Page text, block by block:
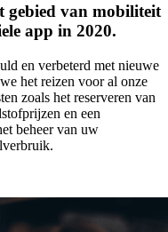
gebied van mobiliteit
app in 2020.
en verbeterd met nieuwe
het reizen voor al onze
zoals het reserveren van
en een
beheer van uw